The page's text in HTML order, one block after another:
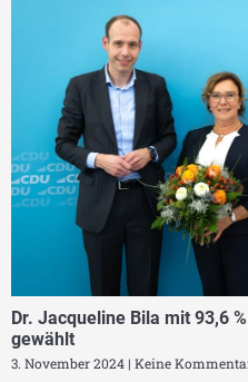
Dr. Jacqueline Bila mit 93,6
gewählt
3. November 2024 Keine